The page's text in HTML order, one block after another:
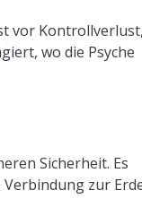
vor Kontrollverlust,
wo die Psyche
Sicherheit. Es
zur